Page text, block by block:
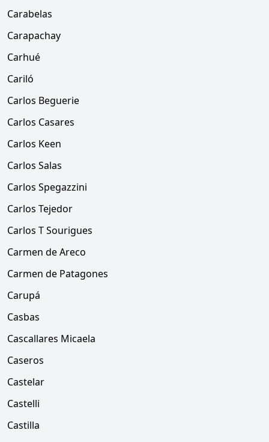
Carabelas
Carapachay
Carhué
Cariló
Carlos Beguerie
Carlos Casares
Carlos Keen
Carlos Salas
Carlos Spegazzini
Carlos Tejedor
Carlos T Sourigues
Carmen de Areco
Carmen de Patagones
Carupá
Casbas
Cascallares Micaela
Caseros
Castelar
Castelli
Castilla